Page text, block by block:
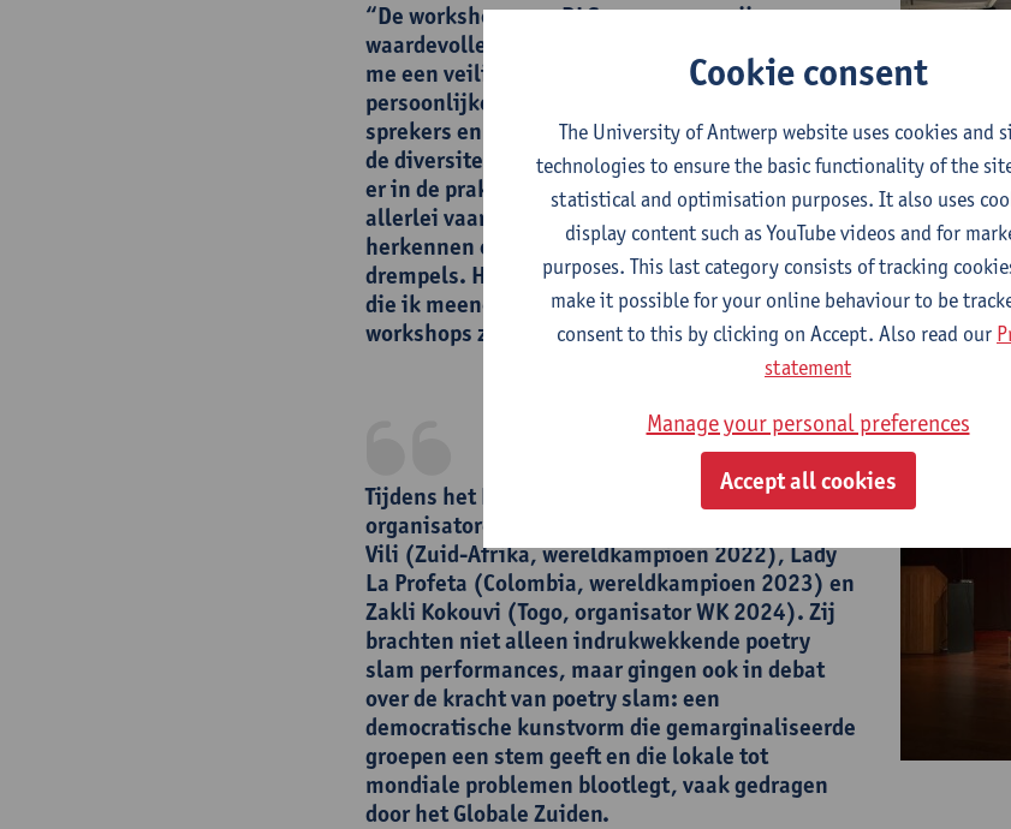
“De workshops van DLS waren voor mij een
waardevolle en verrijkende ervaring. Ze boden
me een veilige ruimte voor open discussies en
persoonlijke groei. Door de verhalen van diverse
sprekers en deelnemers heb ik veel geleerd over
de diversiteit in de juridische wereld en hoe deze
er in de praktijk vaak uitziet. Daarnaast heb ik
allerlei vaardigheden geleerd, zoals het
herkennen en overwinnen van onzichtbare
drempels. Het was een zeer leerzame ervaring
die ik meeneem naar de toekomst. Ik raad deze
workshops zeker aan voor andere studenten die hun horizon
Tijdens het EK Poetry Slam 2023 nodigden de
organisatoren drie wereldstemmen uit: Xabiso
Vili (Zuid-Afrika, wereldkampioen 2022), Lady
La Profeta (Colombia, wereldkampioen 2023) en
Zakli Kokouvi (Togo, organisator WK 2024). Zij
brachten niet alleen indrukwekkende poetry
slam performances, maar gingen ook in debat
over de kracht van poetry slam: een
democratische kunstvorm die gemarginaliseerde
groepen een stem geeft en die lokale tot
mondiale problemen blootlegt, vaak gedragen
door het Globale Zuiden.
Cookie consent
The University of Antwerp website uses cookies and
technologies to ensure the basic functionality of the
statistical and optimisation purposes. It also uses
display content such as YouTube videos and for
purposes. This last category consists of tracking
make it possible for your online behaviour to be
consent to this by clicking on Accept. Also read our
statement
Manage your personal preferences
Accept all cookies